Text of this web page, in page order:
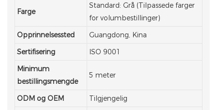
Farge
Standard: Grå (Tilpassede farger
for volumbestillinger)
Opprinnelsessted
Guangdong, Kina
Sertifisering
ISO 9001
Minimum
bestillingsmengde
5 meter
ODM og OEM Tilgjengelig